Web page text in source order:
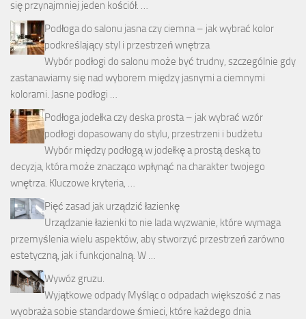
się przynajmniej jeden kościół. …
Podłoga do salonu jasna czy ciemna – jak wybrać kolor
podkreślający styl i przestrzeń wnętrza
Wybór podłogi do salonu może być trudny, szczególnie gdy
zastanawiamy się nad wyborem między jasnymi a ciemnymi
kolorami. Jasne podłogi …
Podłoga jodełka czy deska prosta – jak wybrać wzór
podłogi dopasowany do stylu, przestrzeni i budżetu
Wybór między podłogą w jodełkę a prostą deską to
decyzja, która może znacząco wpłynąć na charakter twojego
wnętrza. Kluczowe kryteria, …
Pięć zasad jak urządzić łazienkę
Urządzanie łazienki to nie lada wyzwanie, które wymaga
przemyślenia wielu aspektów, aby stworzyć przestrzeń zarówno
estetyczną, jak i funkcjonalną. W …
Wywóz gruzu.
Wyjątkowe odpady Myśląc o odpadach większość z nas
wyobraża sobie standardowe śmieci, które każdego dnia